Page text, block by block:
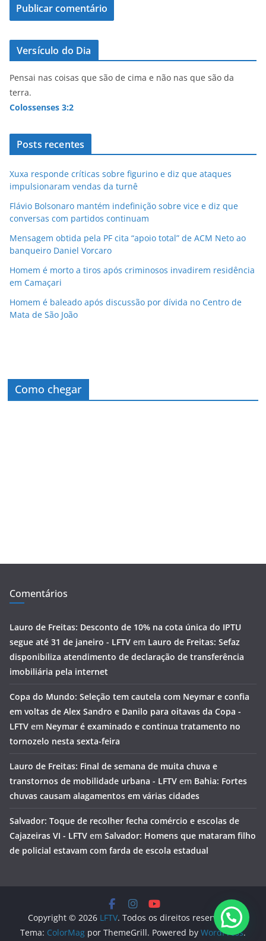
Versículo do Dia
Pensai nas coisas que são de cima e não nas que são da
terra.
Colossenses 3:2
Posts recentes
Xuxa responde críticas sobre figurino e diz que ataques
impulsionaram vendas da turnê
Flávio Bolsonaro mantém indefinição sobre vice e diz que
conversas com partidos continuam
Mensagem obtida pela PF cita “apoio total” de ACM Neto ao
banqueiro Daniel Vorcaro
Homem é morto a tiros após criminosos invadirem residência
em Camaçari
Homem é baleado após discussão por dívida no Centro de
Mata de São João
Como chegar
Comentários
Lauro de Freitas: Desconto de 10% na cota única do IPTU
segue até 31 de janeiro - LFTV em Lauro de Freitas: Sefaz
disponibiliza atendimento de declaração de transferência
imobiliária pela internet
Copa do Mundo: Seleção tem cautela com Neymar e confia
em voltas de Alex Sandro e Danilo para oitavas da Copa -
LFTV em Neymar é examinado e continua tratamento no
tornozelo nesta sexta-feira
Lauro de Freitas: Final de semana de muita chuva e
transtornos de mobilidade urbana - LFTV em Bahia: Fortes
chuvas causam alagamentos em várias cidades
Salvador: Toque de recolher fecha comércio e escolas de
Cajazeiras VI - LFTV em Salvador: Homens que mataram filho
de policial estavam com farda de escola estadual
Copyright © 2026 LFTV. Todos os direitos reservados.
Tema: ColorMag por ThemeGrill. Powered by WordPress.